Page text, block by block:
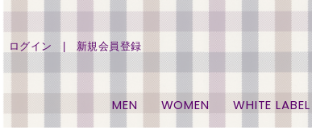
ログイン 新規会員登録
MEN WOMEN WHITE LABEL